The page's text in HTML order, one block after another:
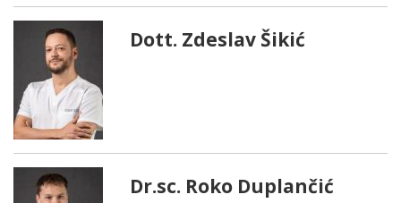
Dott. Zdeslav Šikić
Dr.sc. Roko Duplančić